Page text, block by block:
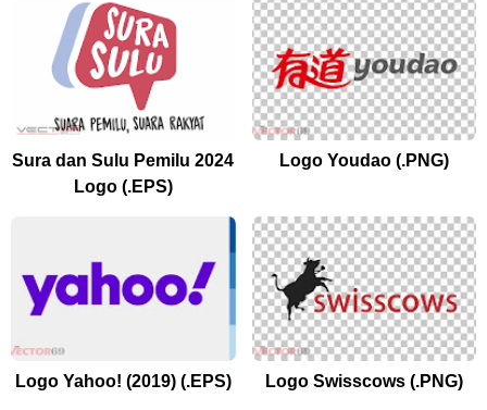
Sura dan Sulu Pemilu 2024
Logo (.EPS)
Logo Youdao (.PNG)
Logo Yahoo! (2019) (.EPS) Logo Swisscows (.PNG)